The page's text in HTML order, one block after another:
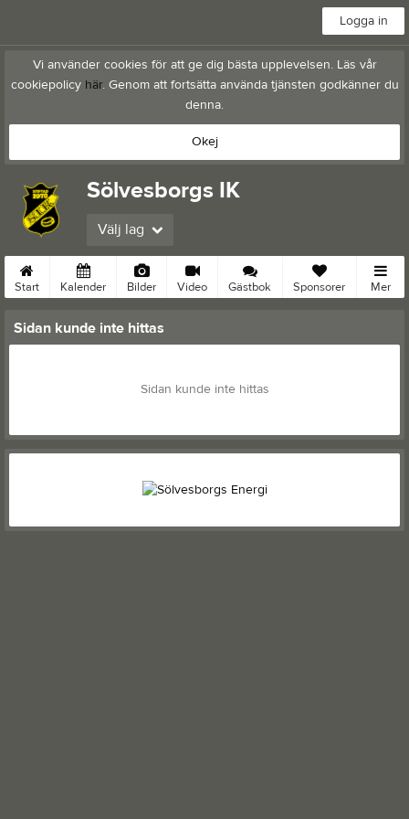
Logga in
Vi använder cookies för att ge dig bästa upplevelsen. Läs vår
cookiepolicy här. Genom att fortsätta använda tjänsten godkänner du
denna.
Okej
Sölvesborgs IK
Välj lag
Start Kalender Bilder Video Gästbok Sponsorer Mer
Sidan kunde inte hittas
Sidan kunde inte hittas